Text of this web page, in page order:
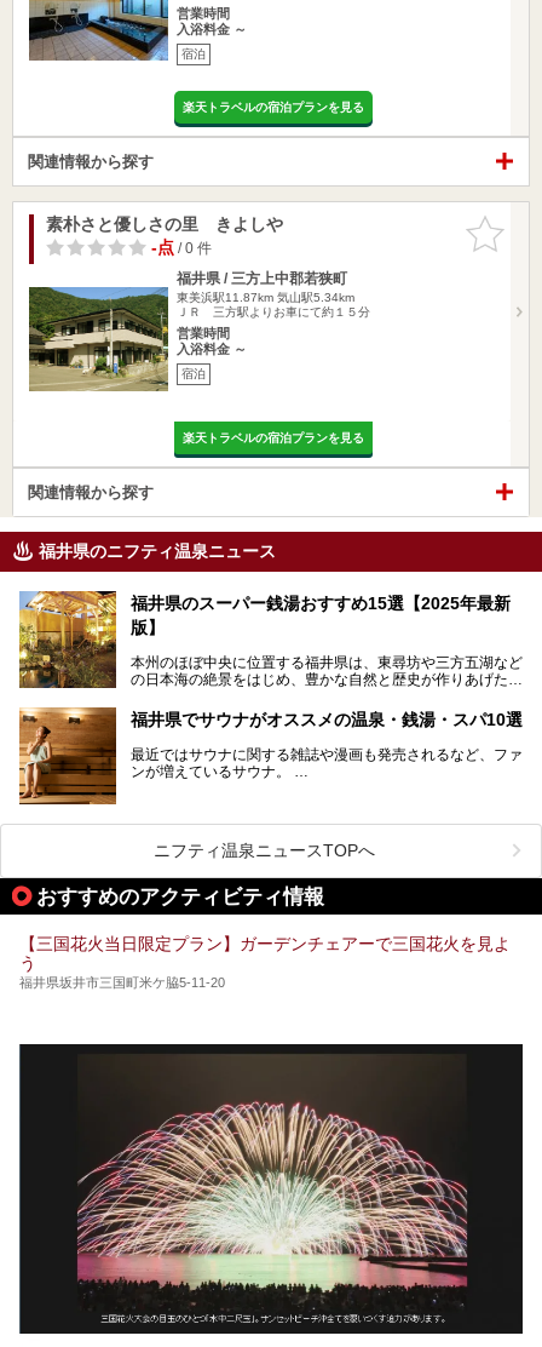
営業時間
入浴料金 ～
宿泊
楽天トラベルの宿泊プランを見る
関連情報から探す
お気に入
りに追加
素朴さと優しさの里 きよしや
-点/ 0 件
福井県 / 三方上中郡若狭町
東美浜駅11.87km 気山駅5.34km
ＪＲ 三方駅よりお車にて約１５分
営業時間
入浴料金 ～
宿泊
楽天トラベルの宿泊プランを見る
関連情報から探す
福井県のニフティ温泉ニュース
福井県のスーパー銭湯おすすめ15選【2025年最新
版】
本州のほぼ中央に位置する福井県は、東尋坊や三方五湖など
の日本海の絶景をはじめ、豊かな自然と歴史が作りあげた見
る海産物、越前そば、ソースかつ丼などのグルメも人気で
す。
2024年春の北陸新幹線の延伸により、関西地方のみならず
首都圏からもアクセスしやすくなりました。今回は、そんな
福井県でおすすめのスーパー銭湯をご紹介します。
福井県でサウナがオススメの温泉・銭湯・スパ10選
最近ではサウナに関する雑誌や漫画も発売されるなど、ファ
ンが増えているサウナ。
チームサウナ、塩サウナなどが存在し、施設によって様々な
こだわりを持つ施設も増えています。
ススメ温泉・銭湯・スパを10件まとめてご紹介します。
ニフティ温泉ニュースTOPへ
おすすめのアクティビティ情報
【三国花火当日限定プラン】ガーデンチェアーで三国花火を見よ
う
福井県坂井市三国町米ケ脇5-11-20